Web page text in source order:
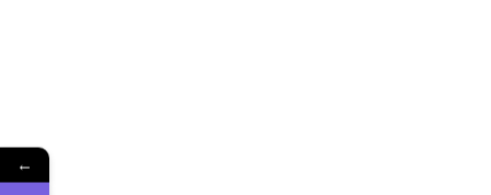
←